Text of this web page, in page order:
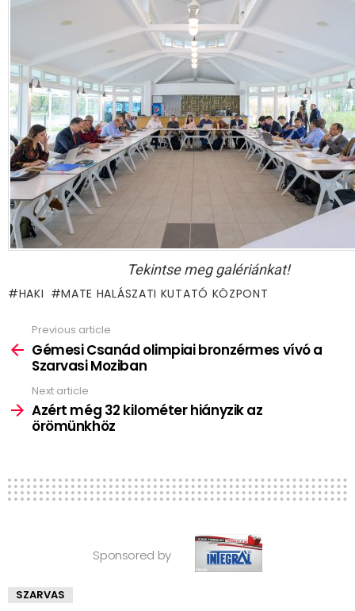
Tekintse meg galériánkat!
HAKI MATE HALÁSZATI KUTATÓ KÖZPONT
more
Previous article
Gémesi Csanád olimpiai bronzérmes vívó a
Szarvasi Moziban
Next article
Azért még 32 kilométer hiányzik az
örömünkhöz
Sponsored by
SZARVAS